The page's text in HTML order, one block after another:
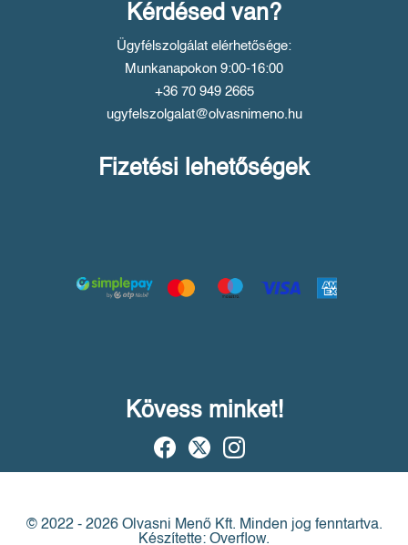
Kérdésed van?
Ügyfélszolgálat elérhetősége:
Munkanapokon 9:00-16:00
+36 70 949 2665
ugyfelszolgalat@olvasnimeno.hu
Fizetési lehetőségek
Kövess minket!
© 2022 - 2026 Olvasni Menő Kft. Minden jog fenntartva.
Készítette: Overflow.